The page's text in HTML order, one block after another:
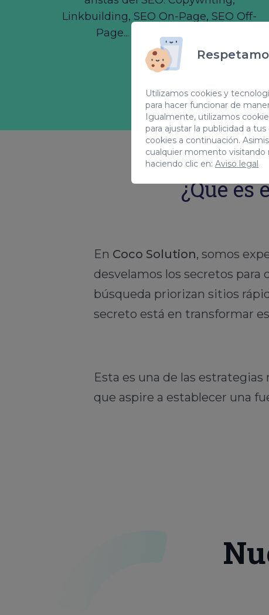
Utilizamos cookies y
para hacer funcionar de
Igualmente, utilizamos
para ajustar la publicidad a
cookies a continuación.
cualquier momento visitando
haciendo clic en: Aviso legal
Linkbuilding, SEO On-Page, SEO Off-
Page... ¡lo tenemos todo!
¿Qué es
En Coco Solution, somos
desvelamos los secretos
búsqueda priorizan sitios
secreto está en transformar
Esta es una de las
que aspire a establecer una